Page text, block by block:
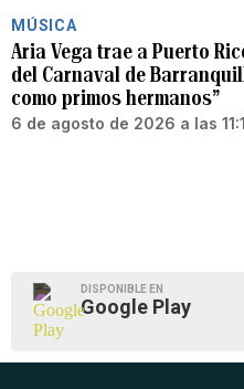
MÚSICA
Aria Vega trae a Puerto
del Carnaval de
como primos hermanos”
6 de agosto de 2026 a las
DISPONIBLE EN
Google Play